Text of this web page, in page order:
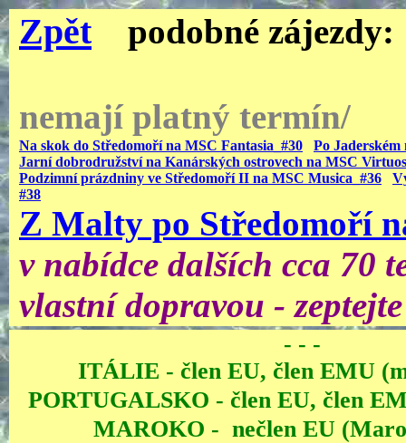
Zpět podobné zájezdy:
nemají platný termín/
Na skok do Středomoří na MSC Fantasia_#30
Po
Jarní dobrodružství na Kanárských ostrovech na MSC
Podzimní prázdniny ve Středomoří II na MSC Musica_#36
#38
Z Malty po Středomoří
v nabídce dalších cca 70
vlastní dopravou - zeptejte
- - -
ITÁLIE - člen EU, člen EMU
PORTUGALSKO - člen EU, člen
MAROKO - nečlen EU